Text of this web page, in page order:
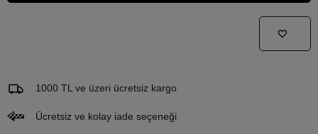
Email Adresi
1000 TL ve üzeri ücretsiz kargo
Ücretsiz ve kolay iade seçeneği